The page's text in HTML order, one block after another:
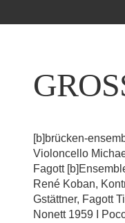
[b]brücken-
Violoncello
Fagott
René Koban,
Gstättner, Fagott
Nonett 1959 I